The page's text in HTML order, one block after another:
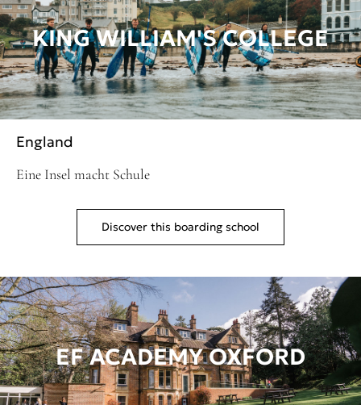
KING WILLIAM'S COLLEGE
England
Eine Insel macht Schule
Discover this boarding school
EF ACADEMY OXFORD